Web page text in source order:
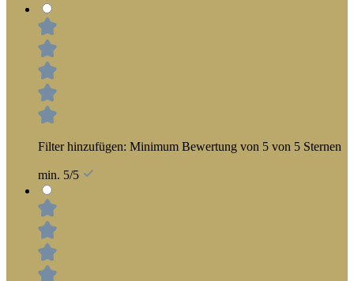
Filter hinzufügen: Minimum Bewertung von 5 von 5 Sternen
min. 5/5